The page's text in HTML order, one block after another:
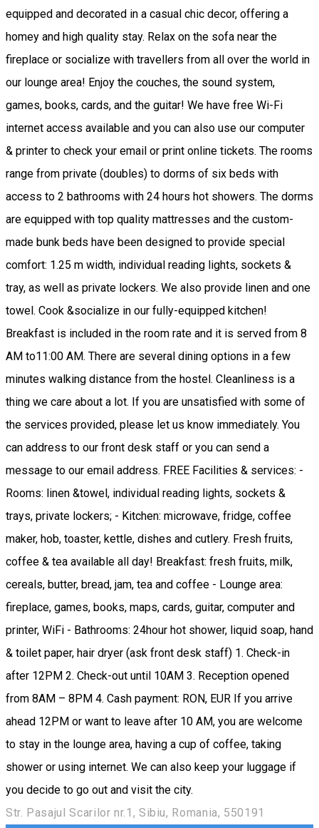
equipped and decorated in a casual chic decor, offering a
homey and high quality stay. Relax on the sofa near the
fireplace or socialize with travellers from all over the world in
our lounge area! Enjoy the couches, the sound system,
games, books, cards, and the guitar! We have free Wi-Fi
internet access available and you can also use our computer
& printer to check your email or print online tickets. The rooms
range from private (doubles) to dorms of six beds with
access to 2 bathrooms with 24 hours hot showers. The dorms
are equipped with top quality mattresses and the custom-
made bunk beds have been designed to provide special
comfort: 1.25 m width, individual reading lights, sockets &
tray, as well as private lockers. We also provide linen and one
towel. Cook &socialize in our fully-equipped kitchen!
Breakfast is included in the room rate and it is served from 8
AM to11:00 AM. There are several dining options in a few
minutes walking distance from the hostel. Cleanliness is a
thing we care about a lot. If you are unsatisfied with some of
the services provided, please let us know immediately. You
can address to our front desk staff or you can send a
message to our email address. FREE Facilities & services: -
Rooms: linen &towel, individual reading lights, sockets &
trays, private lockers; - Kitchen: microwave, fridge, coffee
maker, hob, toaster, kettle, dishes and cutlery. Fresh fruits,
coffee & tea available all day! Breakfast: fresh fruits, milk,
cereals, butter, bread, jam, tea and coffee - Lounge area:
fireplace, games, books, maps, cards, guitar, computer and
printer, WiFi - Bathrooms: 24hour hot shower, liquid soap, hand
& toilet paper, hair dryer (ask front desk staff) 1. Check-in
after 12PM 2. Check-out until 10AM 3. Reception opened
from 8AM – 8PM 4. Cash payment: RON, EUR If you arrive
ahead 12PM or want to leave after 10 AM, you are welcome
to stay in the lounge area, having a cup of coffee, taking
shower or using internet. We can also keep your luggage if
you decide to go out and visit the city.
Str. Pasajul Scarilor nr.1, Sibiu, Romania, 550191